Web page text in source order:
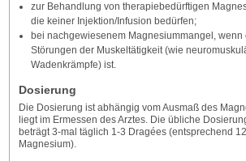
zur Behandlung von therapiebedürftigen
die keiner Injektion/Infusion bedürfen;
bei nachgewiesenem Magnesiummangel, wenn
Störungen der Muskeltätigkeit (wie
Wadenkrämpfe) ist.
Dosierung
Die Dosierung ist abhängig vom Ausmaß des
liegt im Ermessen des Arztes. Die übliche
beträgt 3-mal täglich 1-3 Dragées (entsprechend
Magnesium).